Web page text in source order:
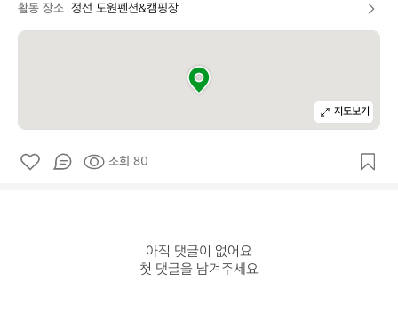
활동 장소 정선 도원펜션&캠핑장
지도보기
조회 80
아직 댓글이 없어요
첫 댓글을 남겨주세요